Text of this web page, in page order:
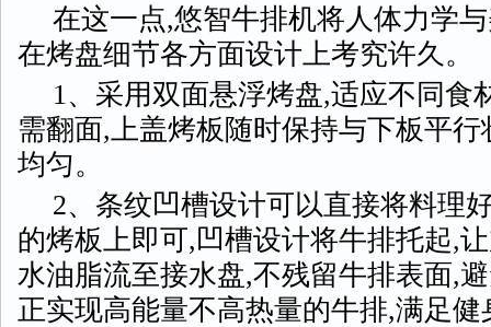
在这一点,悠智牛排机将人体力学
在烤盘细节各方面设计上考究许久。
1、采用双面悬浮烤盘,适应不同食
需翻面,上盖烤板随时保持与下板平
均匀。
2、条纹凹槽设计可以直接将料理
的烤板上即可,凹槽设计将牛排托起,
水油脂流至接水盘,不残留牛排表面,
正实现高能量不高热量的牛排,满足